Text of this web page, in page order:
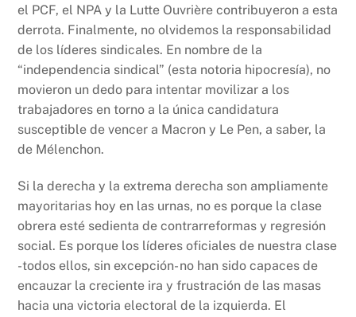
el PCF, el NPA y la Lutte Ouvrière contribuyeron a esta
derrota. Finalmente, no olvidemos la responsabilidad
de los líderes sindicales. En nombre de la
“independencia sindical” (esta notoria hipocresía), no
movieron un dedo para intentar movilizar a los
trabajadores en torno a la única candidatura
susceptible de vencer a Macron y Le Pen, a saber, la
de Mélenchon.
Si la derecha y la extrema derecha son ampliamente
mayoritarias hoy en las urnas, no es porque la clase
obrera esté sedienta de contrarreformas y regresión
social. Es porque los líderes oficiales de nuestra clase
-todos ellos, sin excepción- no han sido capaces de
encauzar la creciente ira y frustración de las masas
hacia una victoria electoral de la izquierda. El